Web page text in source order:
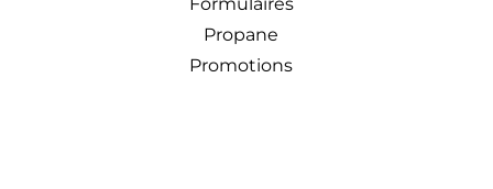
Propane
Promotions